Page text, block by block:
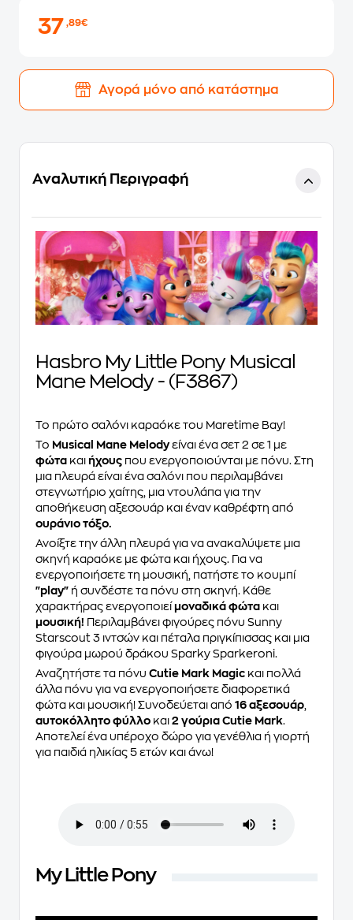
37,89€
Αγορά μόνο από κατάστημα
Αναλυτική Περιγραφή
Hasbro My Little Pony Musical
Mane Melody - (F3867)
Το πρώτο σαλόνι καραόκε του Maretime Bay!
Το Musical Mane Melodyείναι ένα σετ 2 σε 1 με
φώτα και ήχους που ενεργοποιούνται με πόνυ. Στη
μια πλευρά είναι ένα σαλόνι που περιλαμβάνει
στεγνωτήριο χαίτης, μια ντουλάπα για την
αποθήκευση αξεσουάρ και έναν καθρέφτη από
ουράνιο τόξο.
Ανοίξτε την άλλη πλευρά για να ανακαλύψετε μια
σκηνή καραόκε με φώτα και ήχους. Για να
ενεργοποιήσετε τη μουσική, πατήστε το κουμπί
"play" ή συνδέστε τα πόνυ στη σκηνή. Κάθε
χαρακτήρας ενεργοποιεί μοναδικά φώτα και
μουσική! Περιλαμβάνει φιγούρες πόνυ Sunny
Starscout 3 ιντσών και πέταλα πριγκίπισσας και μια
φιγούρα μωρού δράκου Sparky Sparkeroni.
Αναζητήστε τα πόνυ Cutie Mark Magic και πολλά
άλλα πόνυ για να ενεργοποιήσετε διαφορετικά
φώτα και μουσική! Συνοδεύεται από 16 αξεσουάρ
αυτοκόλλητο φύλλο και 2 γούρια Cutie Mark.
Αποτελεί ένα υπέροχο δώρο για γενέθλια ή γιορτή
για παιδιά ηλικίας 5 ετών και άνω!
My Little Pony